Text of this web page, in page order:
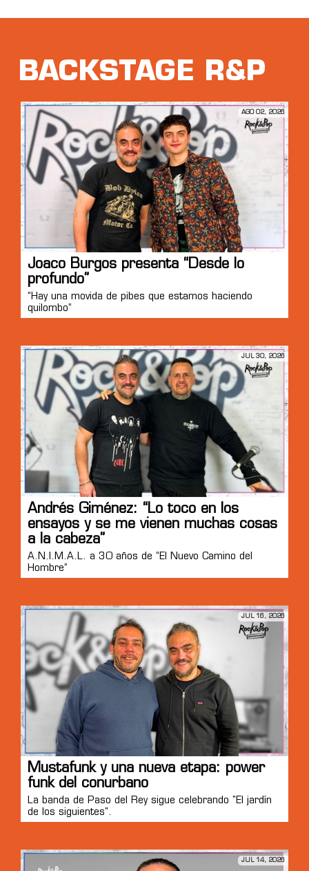
BACKSTAGE R&P
AGO 02, 2026
Joaco Burgos presenta “Desde lo
profundo”
“Hay una movida de pibes que estamos haciendo
quilombo”
JUL 30, 2026
Andrés Giménez: “Lo toco en los
ensayos y se me vienen muchas cosas
a la cabeza”
A.N.I.M.A.L. a 30 años de “El Nuevo Camino del
Hombre”
JUL 16, 2026
Mustafunk y una nueva etapa: power
funk del conurbano
La banda de Paso del Rey sigue celebrando "El jardín
de los siguientes".
JUL 14, 2026